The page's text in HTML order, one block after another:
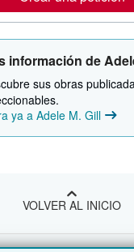
información de
sus obras
ya a Adele M. Gill
VOLVER AL INICIO